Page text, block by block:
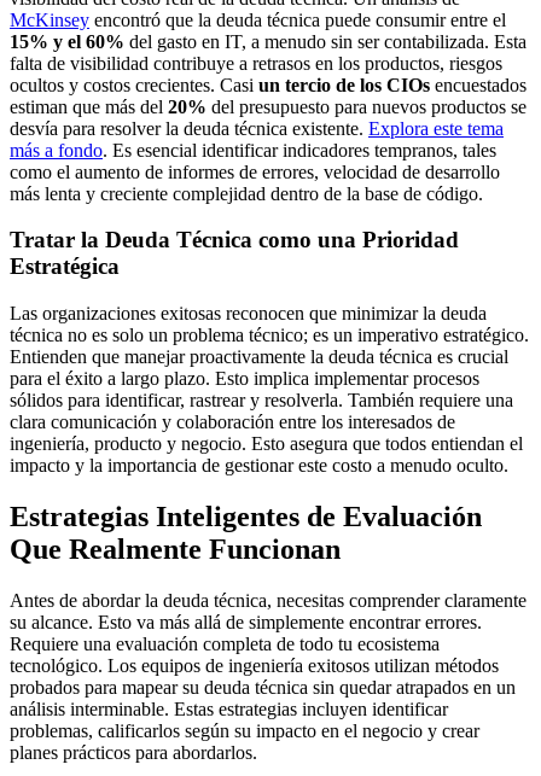
McKinsey encontró que la deuda técnica puede consumir entre el
15% y el 60% del gasto en IT, a menudo sin ser contabilizada. Esta
falta de visibilidad contribuye a retrasos en los productos, riesgos
ocultos y costos crecientes. Casi un tercio de los CIOs encuestados
estiman que más del 20% del presupuesto para nuevos productos se
desvía para resolver la deuda técnica existente. Explora este tema
más a fondo. Es esencial identificar indicadores tempranos, tales
como el aumento de informes de errores, velocidad de desarrollo
más lenta y creciente complejidad dentro de la base de código.
Tratar la Deuda Técnica como una Prioridad
Estratégica
Las organizaciones exitosas reconocen que minimizar la deuda
técnica no es solo un problema técnico; es un imperativo estratégico.
Entienden que manejar proactivamente la deuda técnica es crucial
para el éxito a largo plazo. Esto implica implementar procesos
sólidos para identificar, rastrear y resolverla. También requiere una
clara comunicación y colaboración entre los interesados de
ingeniería, producto y negocio. Esto asegura que todos entiendan el
impacto y la importancia de gestionar este costo a menudo oculto.
Estrategias Inteligentes de Evaluación
Que Realmente Funcionan
Antes de abordar la deuda técnica, necesitas comprender claramente
su alcance. Esto va más allá de simplemente encontrar errores.
Requiere una evaluación completa de todo tu ecosistema
tecnológico. Los equipos de ingeniería exitosos utilizan métodos
probados para mapear su deuda técnica sin quedar atrapados en un
análisis interminable. Estas estrategias incluyen identificar
problemas, calificarlos según su impacto en el negocio y crear
planes prácticos para abordarlos.